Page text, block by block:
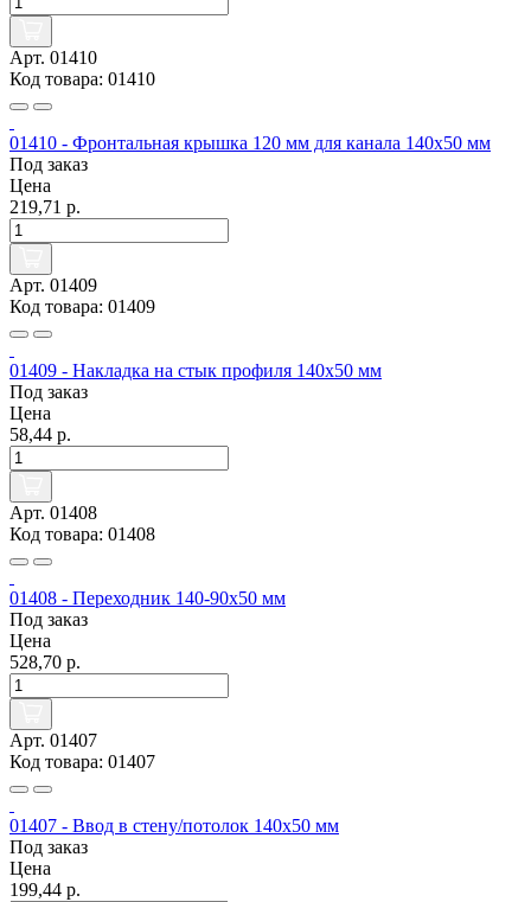
Арт. 01410
Код товара: 01410
01410 - Фронтальная крышка 120 мм для канала 140х50 мм
Под заказ
Цена
219,71 р.
Арт. 01409
Код товара: 01409
01409 - Накладка на стык профиля 140х50 мм
Под заказ
Цена
58,44 р.
Арт. 01408
Код товара: 01408
01408 - Переходник 140-90х50 мм
Под заказ
Цена
528,70 р.
Арт. 01407
Код товара: 01407
01407 - Ввод в стену/потолок 140х50 мм
Под заказ
Цена
199,44 р.